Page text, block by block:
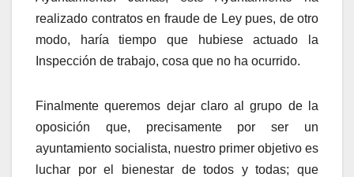
realizado contratos en fraude de Ley pues, de otro
modo, haría tiempo que hubiese actuado la
Inspección de trabajo, cosa que no ha ocurrido.
Finalmente queremos dejar claro al grupo de la
oposición que, precisamente por ser un
ayuntamiento socialista, nuestro primer objetivo es
luchar por el bienestar de todos y todas; que